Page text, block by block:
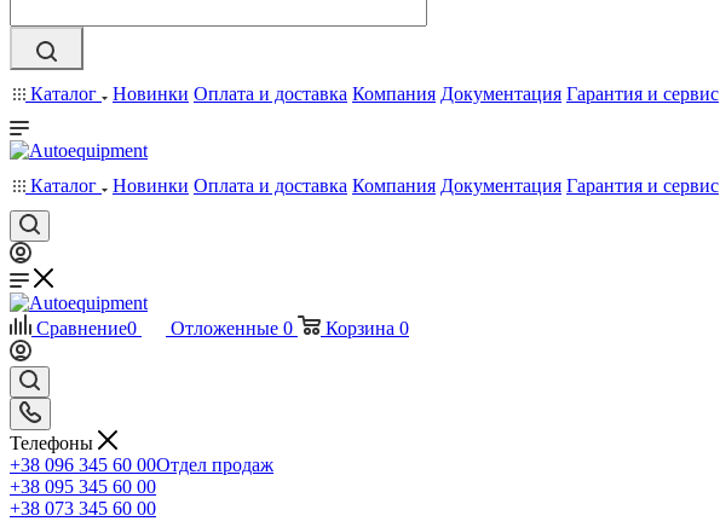
Каталог Новинки Оплата и доставка Компания Документация Гарантия и сервис
Каталог Новинки Оплата и доставка Компания Документация Гарантия и сервис
Сравнение0 Отложенные 0 Корзина 0
Телефоны
+38 096 345 60 00Отдел продаж
+38 095 345 60 00
+38 073 345 60 00